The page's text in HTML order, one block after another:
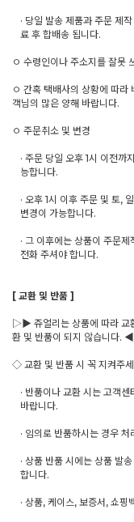
· 당일 발송 제품과 주문 제
료 후 합배송 됩니다.
ㅇ 수령인이나 주소지를 잘못
ㅇ 간혹 택배사의 상황에 따라
객님의 많은 양해 바랍니다.
ㅇ 주문취소 및 변경
· 주문 당일 오후 1시 이전
능합니다.
· 오후 1시 이후 주문 및 토,
변경이 가능합니다.
· 그 이후에는 상품이 주문
전화 주셔야 합니다.
[ 교환 및 반품 ]
▷▶ 쥬얼리는 상품에 따라 교
환 및 반품이 되지 않습니다.
◇ 교환 및 반품 시 꼭 지켜주
· 반품이나 교환 시는 고객
바랍니다.
· 임의로 반품하시는 경우
· 상품 반품 시에는 상품 발
합니다.
· 상품, 케이스, 보증서, 쇼